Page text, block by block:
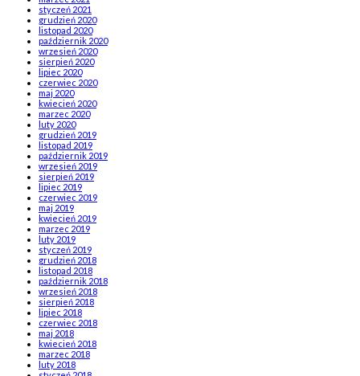
styczeń 2021
grudzień 2020
listopad 2020
październik 2020
wrzesień 2020
sierpień 2020
lipiec 2020
czerwiec 2020
maj 2020
kwiecień 2020
marzec 2020
luty 2020
grudzień 2019
listopad 2019
październik 2019
wrzesień 2019
sierpień 2019
lipiec 2019
czerwiec 2019
maj 2019
kwiecień 2019
marzec 2019
luty 2019
styczeń 2019
grudzień 2018
listopad 2018
październik 2018
wrzesień 2018
sierpień 2018
lipiec 2018
czerwiec 2018
maj 2018
kwiecień 2018
marzec 2018
luty 2018